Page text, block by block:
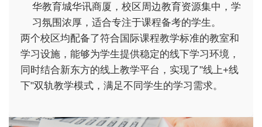
华教育城华讯商厦，校区周边教育资源集中，学
习氛围浓厚，适合专注于课程备考的学生。
两个校区均配备了符合国际课程教学标准的教室和
学习设施，能够为学生提供稳定的线下学习环境，
同时结合新东方的线上教学平台，实现了"线上+线
下"双轨教学模式，满足不同学生的学习需求。